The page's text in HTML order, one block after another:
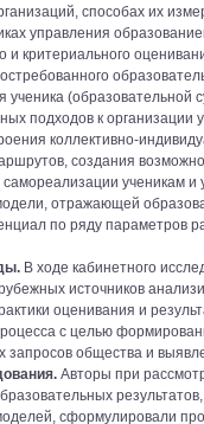
способах их
управления
и критериального
ученика (образовательной
подходов к организации
коллективно-
создания
ученикам и
отражающей
по ряду параметров
В ходе кабинетного
источников
оценивания и
с целью
запросов общества и
Авторы при
сформулировали